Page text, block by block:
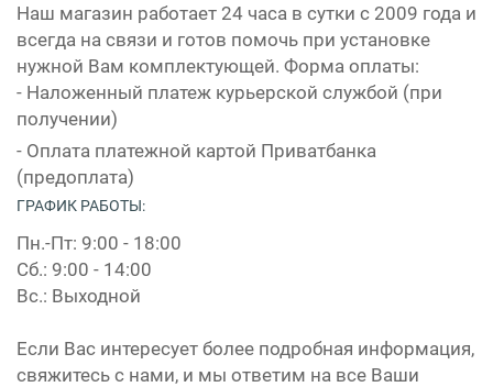
Наш магазин работает 24 часа в сутки с 2009 года и
всегда на связи и готов помочь при установке
нужной Вам комплектующей. Форма оплаты:
- Наложенный платеж курьерской службой (при
получении)
- Оплата платежной картой Приватбанка
(предоплата)
ГРАФИК РАБОТЫ:
Пн.-Пт: 9:00 - 18:00
Сб.: 9:00 - 14:00
Вс.: Выходной
Если Вас интересует более подробная информация,
свяжитесь с нами, и мы ответим на все Ваши